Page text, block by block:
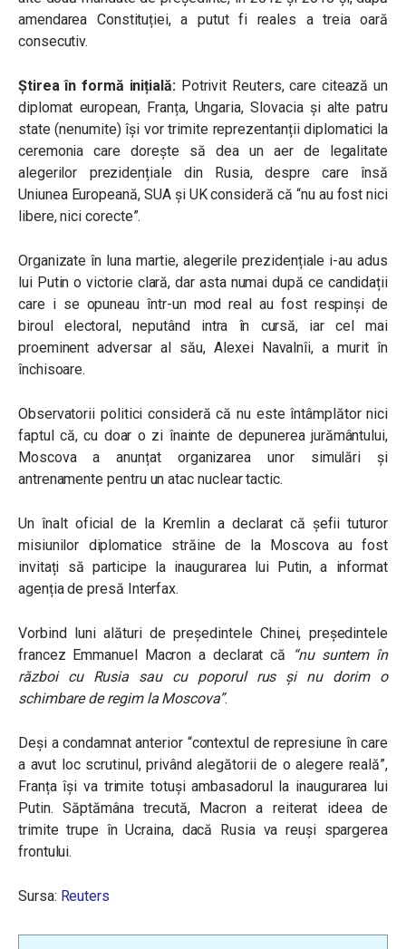
amendarea Constituției, a putut fi reales a treia oară
consecutiv.
Știrea în formă inițială:Potrivit Reuters, care citează un
diplomat european, Franța, Ungaria, Slovacia și alte patru
state (nenumite) își vor trimite reprezentanții diplomatici la
ceremonia care dorește să dea un aer de legalitate
alegerilor prezidențiale din Rusia, despre care însă
Uniunea Europeană, SUA și UK consideră că “nu au fost nici
libere, nici corecte”.
Organizate în luna martie, alegerile prezidențiale i-au adus
lui Putin o victorie clară, dar asta numai după ce candidații
care i se opuneau într-un mod real au fost respinși de
biroul electoral, neputând intra în cursă, iar cel mai
proeminent adversar al său, Alexei Navalnîi, a murit în
închisoare.
Observatorii politici consideră că nu este întâmplător nici
faptul că, cu doar o zi înainte de depunerea jurământului,
Moscova a anunțat organizarea unor simulări și
antrenamente pentru un atac nuclear tactic.
Un înalt oficial de la Kremlin a declarat că șefii tuturor
misiunilor diplomatice străine de la Moscova au fost
invitați să participe la inaugurarea lui Putin, a informat
agenția de presă Interfax.
Vorbind luni alături de președintele Chinei, președintele
francez Emmanuel Macron a declarat că
“nu suntem în
război cu Rusia sau cu poporul rus și nu dorim o
schimbare de regim la Moscova”.
Deși a condamnat anterior “contextul de represiune în care
a avut loc scrutinul, privând alegătorii de o alegere reală”,
Franța își va trimite totuși ambasadorul la inaugurarea lui
Putin. Săptămâna trecută, Macron a reiterat ideea de
trimite trupe în Ucraina, dacă Rusia va reuși spargerea
frontului.
Sursa: Reuters